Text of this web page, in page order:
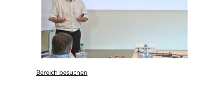
Bereich besuchen